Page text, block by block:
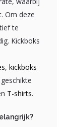
Om deze
te
Kickboks
,kickboks
T-shirts.